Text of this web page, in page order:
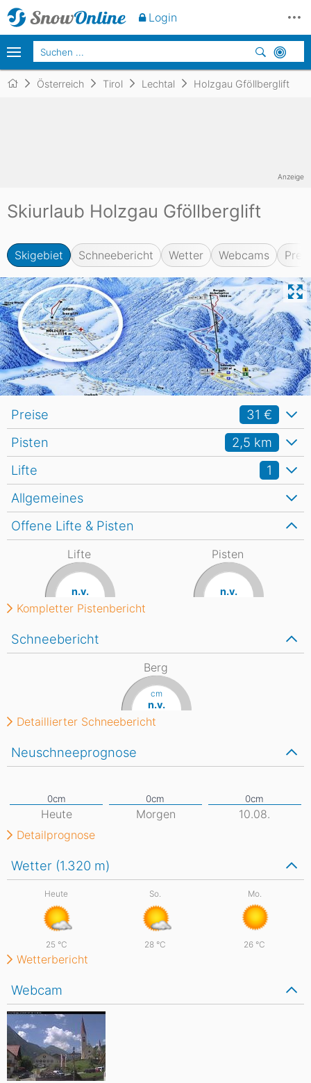
Österreich Tirol Lechtal Holzgau Gföllberglift
Skiurlaub Holzgau Gföllberglift
Skigebiet Schneebericht Wetter Webcams
Anzeige
Allgemeines
Lifte 1
Pisten 2,5 km
Wetter (1.320 m)
Heute
25 °C
So.
28 °C
Mo.
26 °C
Wetterbericht
Webcam
Schneebericht
Berg
cm
n.v.
Detaillierter Schneebericht
Neuschneeprognose
Heute Morgen
10.08.
Detailprognose
Offene Lifte & Pisten
Lifte
n.v.
Pisten
n.v.
Kompletter Pistenbericht
Preise 31 €
Login